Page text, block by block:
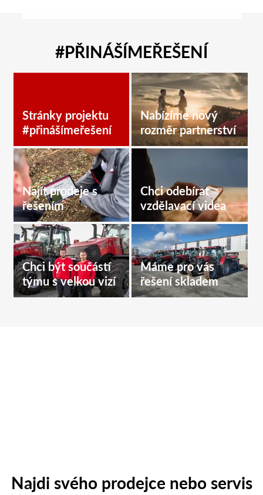
#PŘINÁŠÍMEŘEŠENÍ
Stránky projektu
#přinášímeřešení
Nabízíme nový
rozměr partnerství
Najít prodeje s
řešením
Chci odebírat
vzdělavací videa
Máme pro vás
řešení skladem
Chci být součástí
týmu s velkou vizí
Najdi svého prodejce nebo servis